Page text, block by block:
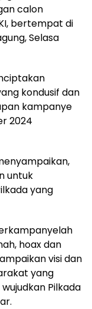
calon
bertempat di
Selasa
kondusif dan
kampanye
2024
untuk
yang
hoax dan
visi dan
yang
Pilkada